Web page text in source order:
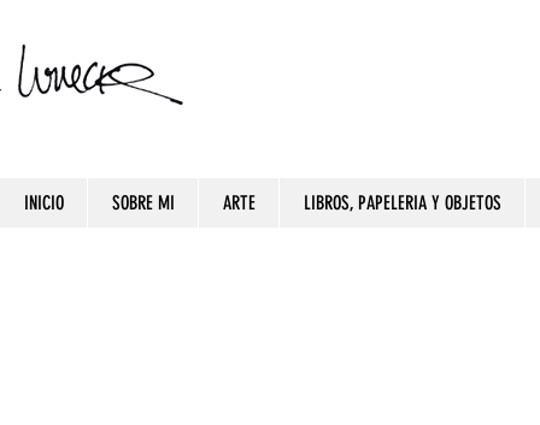
INICIO SOBRE MI ARTE LIBROS, PAPELERIA Y OBJETOS